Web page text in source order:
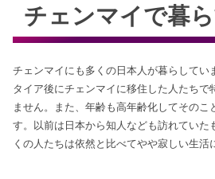
チェンマイで暮
チェンマイにも多くの日本人が暮らしてい
タイア後にチェンマイに移住した人たちで
ません。また、年齢も高年齢化してそのこ
す。以前は日本から知人なども訪れていた
くの人たちは依然と比べてやや寂しい生活